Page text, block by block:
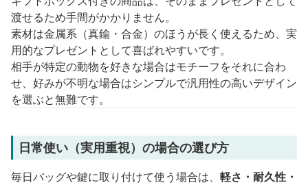
渡せるため手間がかかりません。
素材は金属系（真鍮・合金）のほうが長く使えるため、実
用的なプレゼントとして喜ばれやすいです。
相手が特定の動物を好きな場合はモチーフをそれに合わ
せ、好みが不明な場合はシンプルで汎用性の高いデザイン
を選ぶと無難です。
日常使い（実用重視）の場合の選び方
毎日バッグや鍵に取り付けて使う場合は、 軽さ・耐久性・